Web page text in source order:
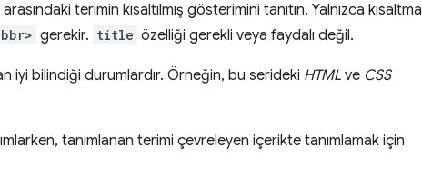
terimin kısaltılmış gösterimini tanıtın. Yalnızca kısaltma
gerekir. title özelliği gerekli veya faydalı değil.
iyi bilindiği durumlardır. Örneğin, bu serideki HTML ve CSS
tanımlanan terimi çevreleyen içerikte tanımlamak için